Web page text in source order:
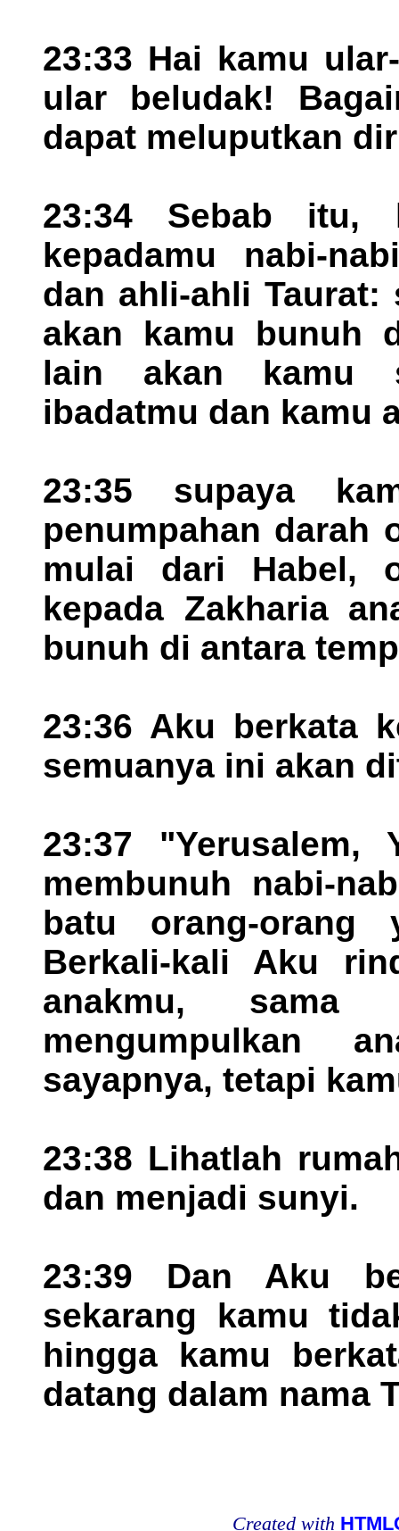
23:33 Hai kamu
ular beludak!
dapat meluputkan
23:34 Sebab itu,
kepadamu nabi-
dan ahli-ahli Taurat:
akan kamu bunuh
lain akan kamu
ibadatmu dan kamu
23:35 supaya
penumpahan darah
mulai dari Habel,
kepada Zakharia
bunuh di antara
23:36 Aku berkata
semuanya ini akan
23:37 "Yerusalem,
membunuh nabi-
batu orang-orang
Berkali-kali Aku
anakmu, sama
mengumpulkan
sayapnya, tetapi
23:38 Lihatlah
dan menjadi sunyi.
23:39 Dan Aku
sekarang kamu
hingga kamu
datang dalam nama
Created with